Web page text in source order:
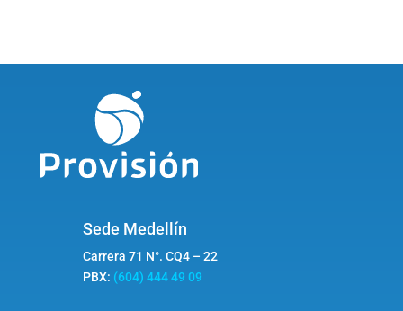
Sede Medellín
Carrera 71 N°. CQ4 – 22
PBX: (604) 444 49 09